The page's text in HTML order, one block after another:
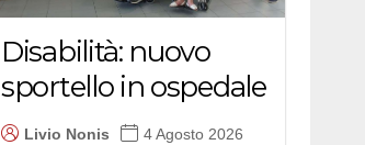
Disabilità: nuovo
sportello in ospedale
Livio Nonis 4 Agosto 2026